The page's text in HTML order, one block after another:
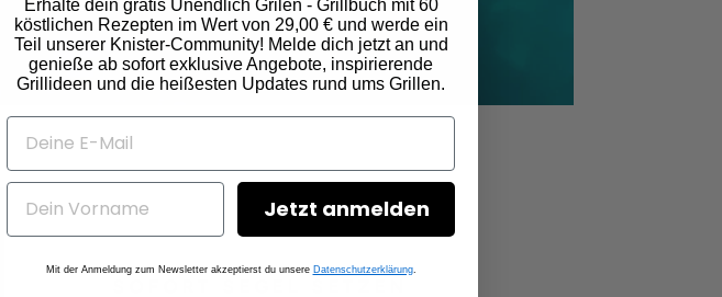
Erhalte dein gratis Unendlich Grilen - Grillbuch mit 60
köstlichen Rezepten im Wert von 29,00 € und werde ein
Teil unserer Knister-Community! Melde dich jetzt an und
genieße ab sofort exklusive Angebote, inspirierende
Grillideen und die heißesten Updates rund ums Grillen.
Jetzt anmelden
Mit der Anmeldung zum Newsletter akzeptierst du unsere Datenschutzerklärung.